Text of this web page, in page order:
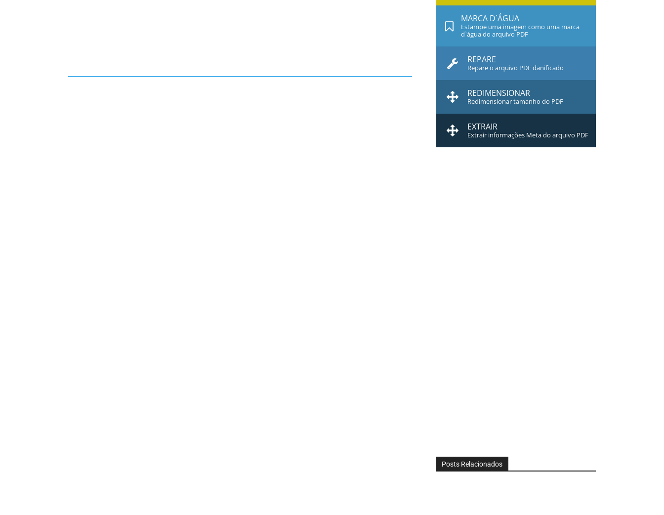
MARCA D`ÁGUA
Estampe uma imagem como uma marca
d`água do arquivo PDF
REPARE
Repare o arquivo PDF danificado
REDIMENSIONAR
Redimensionar tamanho do PDF
EXTRAIR
Extrair informações Meta do arquivo PDF
Posts Relacionados